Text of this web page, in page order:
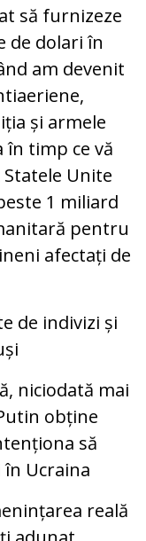
să furnizeze
de dolari în
am devenit
și armele
în timp ce vă
Unite
1 miliard
pentru
afectați de
de indivizi și
niciodată mai
obține
să
Ucraina
reală